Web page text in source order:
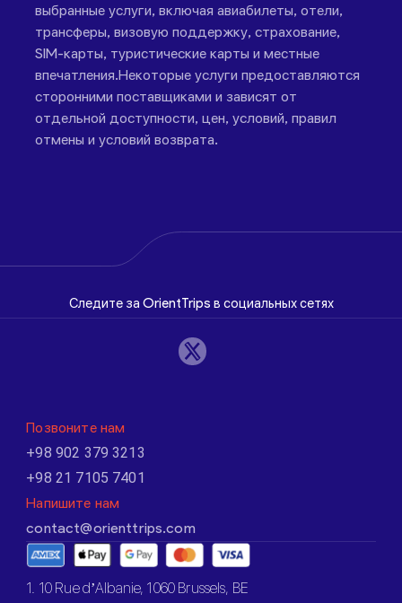
выбранные услуги, включая авиабилеты, отели,
трансферы, визовую поддержку, страхование,
SIM-карты, туристические карты и местные
впечатления.Некоторые услуги предоставляются
сторонними поставщиками и зависят от
отдельной доступности, цен, условий, правил
отмены и условий возврата.
Следите за OrientTrips в социальных сетях
Позвоните нам
+98 902 379 3213
+98 21 7105 7401
Напишите нам
contact@orienttrips.com
1. 10 Rue d’Albanie, 1060 Brussels, BE